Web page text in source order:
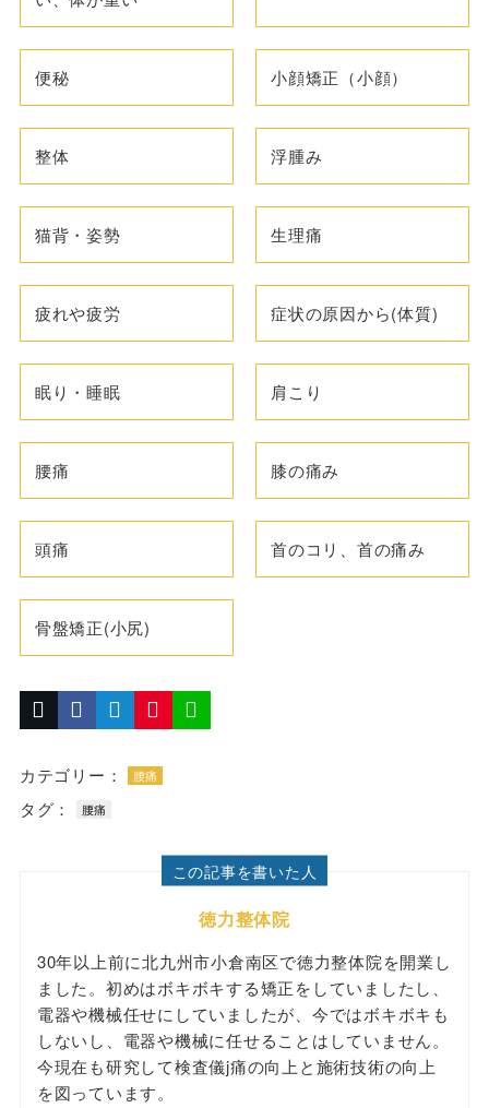
便秘 小顔矯正（小顔）
整体 浮腫み
猫背・姿勢 生理痛
疲れや疲労 症状の原因から(体質)
眠り・睡眠 肩こり
腰痛 膝の痛み
頭痛 首のコリ、首の痛み
骨盤矯正(小尻)
カテゴリー： 腰痛
タグ： 腰痛
この記事を書いた人
徳力整体院
30年以上前に北九州市小倉南区で徳力整体院を開業し
ました。初めはボキボキする矯正をしていましたし、
電器や機械任せにしていましたが、今ではボキボキも
しないし、電器や機械に任せることはしていません。
今現在も研究して検査儀j痛の向上と施術技術の向上
を図っています。